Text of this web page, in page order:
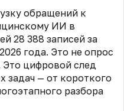
обращений к
ИИ в
28 388 записей за
года. Это не опрос
Это цифровой след
задач — от короткого
разбора